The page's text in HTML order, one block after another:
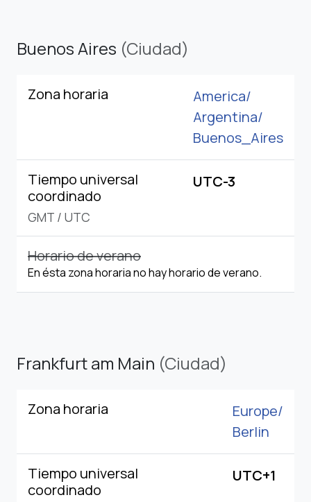
Buenos Aires (Ciudad)
Zona horaria
America/
Argentina/
Buenos_Aires
Tiempo universal
coordinado
GMT / UTC
UTC-3
Horario de verano
En ésta zona horaria no hay horario de verano.
Frankfurt am Main (Ciudad)
Zona horaria
Europe/
Berlin
Tiempo universal
coordinado
UTC+1